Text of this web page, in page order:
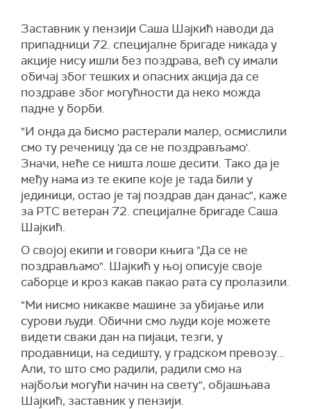
Заставник у пензији Саша Шајкић наводи да
припадници 72. специјалне бригаде никада у
акције нису ишли без поздрава, већ су имали
обичај због тешких и опасних акција да се
поздраве због могућности да неко можда
падне у борби.
"И онда да бисмо растерали малер, осмислили
смо ту реченицу 'да се не поздрављамо'.
Значи, неће се ништа лоше десити. Тако да је
међу нама из те екипе које је тада били у
јединици, остао је тај поздрав дан данас", каже
за РТС ветеран 72. специјалне бригаде Саша
Шајкић.
О својој екипи и говори књига "Да се не
поздрављамо". Шајкић у њој описује своје
саборце и кроз какав пакао рата су пролазили.
"Ми нисмо никакве машине за убијање или
сурови људи. Обични смо људи које можете
видети сваки дан на пијаци, тезги, у
продавници, на седишту, у градском превозу...
Али, то што смо радили, радили смо на
најбољи могући начин на свету", објашњава
Шајкић, заставник у пензији.